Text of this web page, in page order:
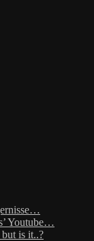
Youtube…
is it..?